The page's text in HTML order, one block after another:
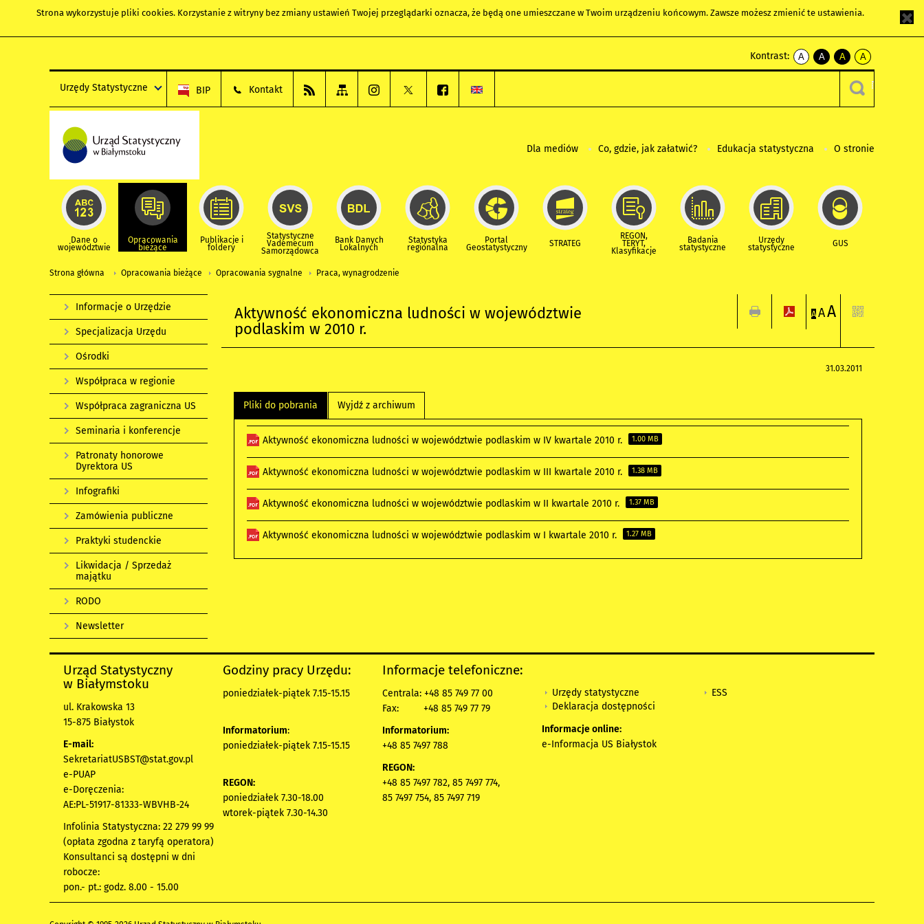
Strona wykorzystuje pliki cookies. Korzystanie z witryny bez zmiany ustawień Twojej przeglądarki oznacza, że będą one umieszczane w Twoim urządzeniu końcowym. Zawsze możesz zmienić te ustawienia.
Kontrast:
A
kontrast
A
kontrast
czarnym
A
kontrast
żółty
tekst
czarnym
A
kontrast
czarny
tekst
żółtym
Urzędy Statystyczne BIP Kontakt
Dla mediów Co, gdzie, jak załatwić? Edukacja statystyczna O stronie
Dane o
województwie
Opracowania
bieżące
Publikacje i
foldery
Statystyczne
Vademecum
Samorządowca
Bank Danych
Lokalnych
Statystyka
regionalna
Portal
Geostatystyczny STRATEG
REGON,
TERYT,
Klasyfikacje
Badania
statystyczne
Urzędy
statystyczne GUS
Strona główna Opracowania bieżące Opracowania sygnalne Praca, wynagrodzenie
Aktywność ekonomiczna ludności w województwie
podlaskim w 2010 r.
A AA
31.03.2011
Pliki do pobrania Wyjdź z archiwum
Aktywność ekonomiczna ludności w województwie podlaskim w IV kwartale 2010 r. 1.00 MB
Aktywność ekonomiczna ludności w województwie podlaskim w III kwartale 2010 r. 1.38 MB
Aktywność ekonomiczna ludności w województwie podlaskim w II kwartale 2010 r. 1.37 MB
Aktywność ekonomiczna ludności w województwie podlaskim w I kwartale 2010 r. 1.27 MB
Informacje o Urzędzie
Specjalizacja Urzędu
Ośrodki
Współpraca w regionie
Współpraca zagraniczna US
Seminaria i konferencje
Patronaty honorowe
Dyrektora US
Infografiki
Zamówienia publiczne
Praktyki studenckie
Likwidacja / Sprzedaż
majątku
RODO
Newsletter
Urząd Statystyczny
w Białymstoku
ul. Krakowska 13
15-875 Białystok
E-mail:
SekretariatUSBST@stat.gov.pl
e-PUAP
e-Doręczenia:
AE:PL-51917-81333-WBVHB-24
Infolinia Statystyczna: 22 279 99 99
(opłata zgodna z taryfą operatora)
Konsultanci są dostępni w dni
robocze:
pon.- pt.: godz. 8.00 - 15.00
Godziny pracy Urzędu:
poniedziałek-piątek 7.15-15.15
Informatorium:
poniedziałek-piątek 7.15-15.15
REGON:
poniedziałek 7.30-18.00
wtorek-piątek 7.30-14.30
Informacje telefoniczne:
Centrala: +48 85 749 77 00
Fax:
+48 85 749 77 79
Informatorium:
+48 85 7497 788
REGON:
+48 85 7497 782, 85 7497 774,
85 7497 754, 85 7497 719
Urzędy statystyczne
Deklaracja dostępności
Informacje online:
e-Informacja US Białystok
ESS